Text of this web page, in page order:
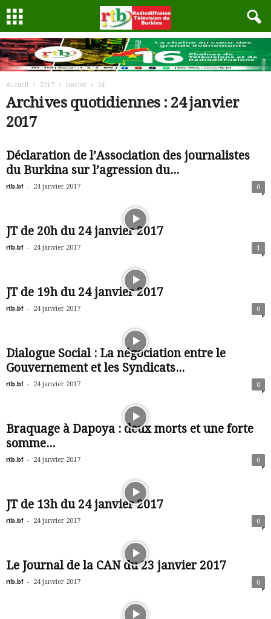
Accueil 2017 janvier 24
Archives quotidiennes : 24 janvier
2017
Déclaration de l’Association des journalistes
du Burkina sur l’agression du...
rtb.bf - 24 janvier 2017 0
JT de 20h du 24 janvier 2017
rtb.bf - 24 janvier 2017 1
JT de 19h du 24 janvier 2017
rtb.bf - 24 janvier 2017 0
Dialogue Social : La négociation entre le
Gouvernement et les Syndicats...
rtb.bf - 24 janvier 2017 0
Braquage à Dapoya : deux morts et une forte
somme...
rtb.bf - 24 janvier 2017 0
JT de 13h du 24 janvier 2017
rtb.bf - 24 janvier 2017 0
Le Journal de la CAN du 23 janvier 2017
rtb.bf - 24 janvier 2017 0